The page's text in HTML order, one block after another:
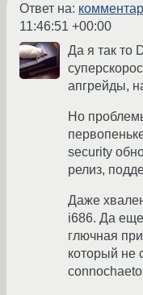
Ответ на:
11:46:51 +00:00
Да я так то
апгрейды,
Но
security
релиз,
Даже
i686. Да
глючная
который не